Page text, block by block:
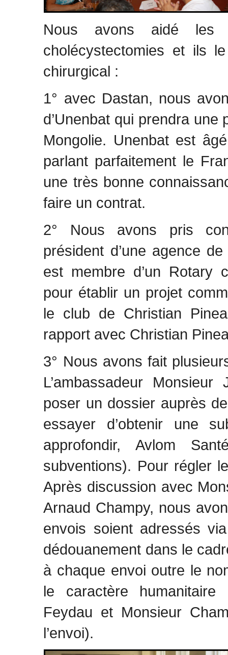
Nous avons aidé les
cholécystectomies et ils
chirurgical :
1° avec Dastan, nous
d’Unenbat qui prendra une
Mongolie. Unenbat est
parlant parfaitement le
une très bonne
faire un contrat.
2° Nous avons pris
président d’une agence
est membre d’un Rotary
pour établir un projet
le club de Christian
rapport avec Christian
3° Nous avons fait
L’ambassadeur
poser un dossier auprès
essayer d’obtenir une
approfondir, Avlom
subventions). Pour régler
Après discussion avec
Arnaud Champy, nous
envois soient adressés
dédouanement dans le
à chaque envoi outre le
le caractère
Feydau et Monsieur
l’envoi).